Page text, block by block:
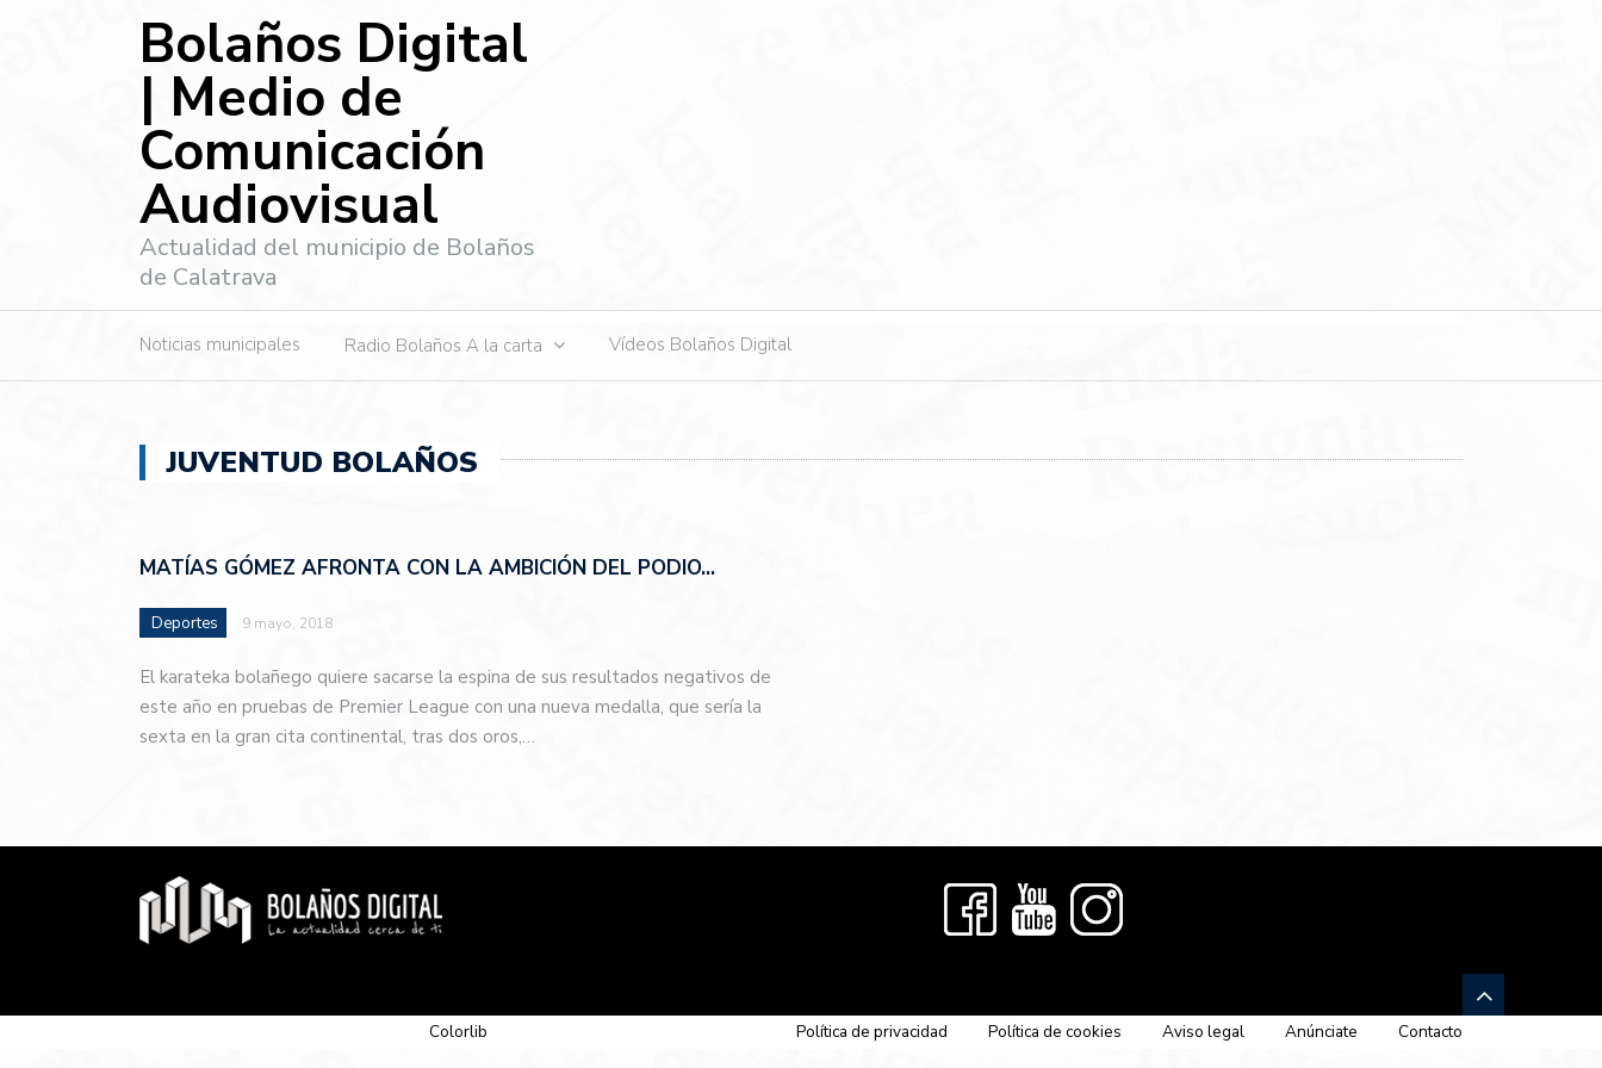
Bolaños Digital
| Medio de
Comunicación
Audiovisual
Actualidad del municipio de Bolaños
de Calatrava
Noticias municipales Radio Bolaños A la carta Vídeos Bolaños Digital
JUVENTUD BOLAÑOS
MATÍAS GÓMEZ AFRONTA CON LA AMBICIÓN DEL PODIO…
Deportes 9 mayo, 2018
El karateka bolañego quiere sacarse la espina de sus resultados negativos de
este año en pruebas de Premier League con una nueva medalla, que sería la
sexta en la gran cita continental, tras dos oros,…
Colorlib Política de privacidad Política de cookies Aviso legal Anúnciate Contacto